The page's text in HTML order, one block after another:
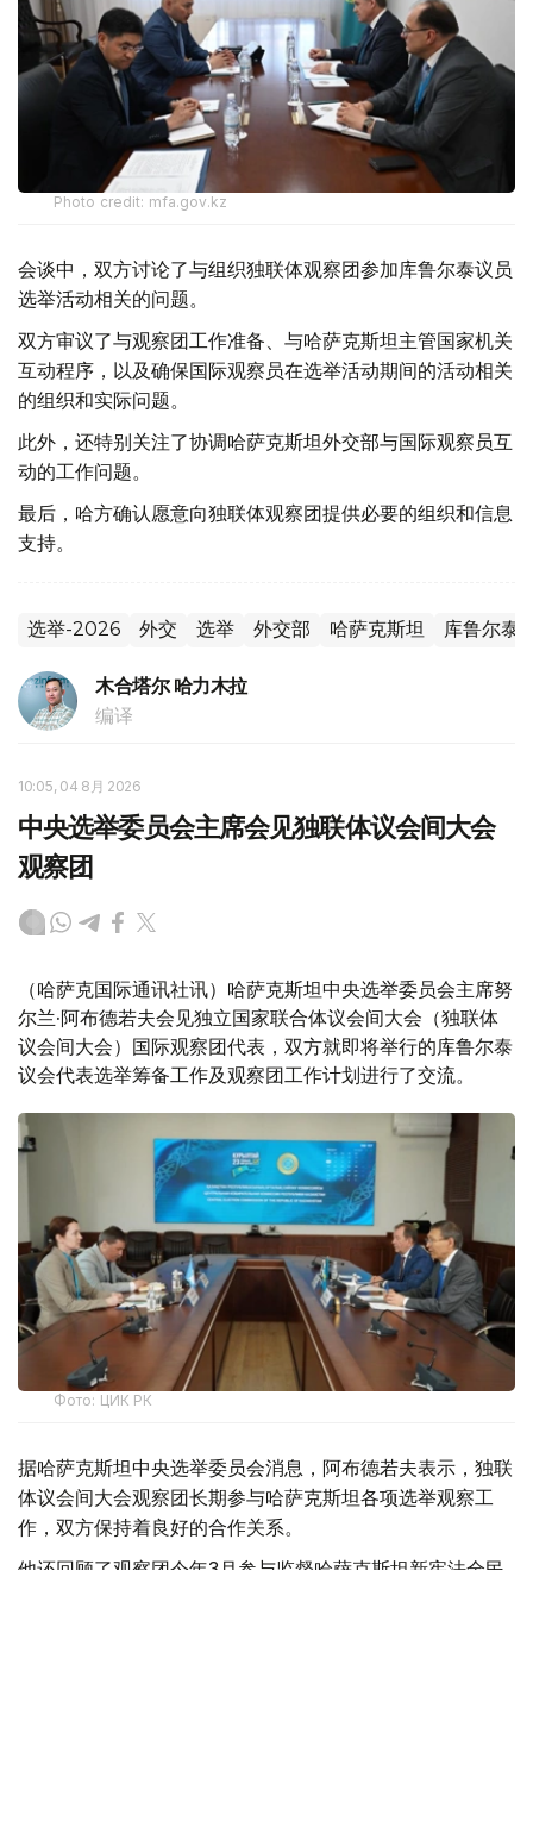
Photo credit: mfa.gov.kz
会谈中，双方讨论了与组织独联体观察团参加库鲁尔泰议员
选举活动相关的问题。
双方审议了与观察团工作准备、与哈萨克斯坦主管国家机关
互动程序，以及确保国际观察员在选举活动期间的活动相关
的组织和实际问题。
此外，还特别关注了协调哈萨克斯坦外交部与国际观察员互
动的工作问题。
最后，哈方确认愿意向独联体观察团提供必要的组织和信息
支持。
选举-2026 外交 选举 外交部 哈萨克斯坦 库鲁尔泰
木合塔尔 哈力木拉
编译
10:05, 04 8月 2026
中央选举委员会主席会见独联体议会间大会
观察团
（哈萨克国际通讯社讯）哈萨克斯坦中央选举委员会主席努
尔兰·阿布德若夫会见独立国家联合体议会间大会（独联体
议会间大会）国际观察团代表，双方就即将举行的库鲁尔泰
议会代表选举筹备工作及观察团工作计划进行了交流。
Фото: ЦИК РК
据哈萨克斯坦中央选举委员会消息，阿布德若夫表示，独联
体议会间大会观察团长期参与哈萨克斯坦各项选举观察工
作，双方保持着良好的合作关系。
他还回顾了观察团今年3月参与监督哈萨克斯坦新宪法全民